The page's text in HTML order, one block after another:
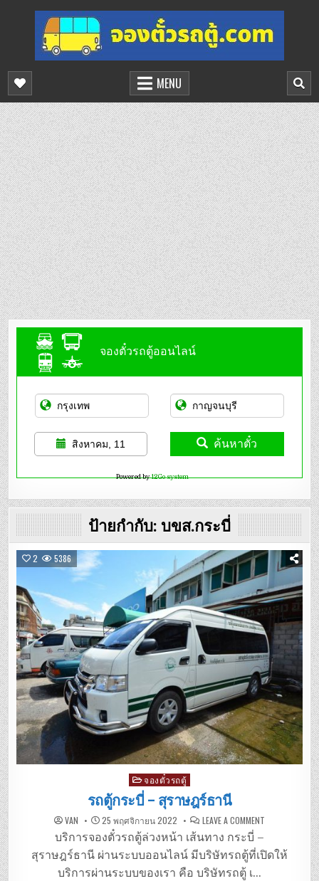
content
จองตั๋วรถตู้ออนไลน์
บริการจองตั๋วรถตู้ออนไลน์
MENU
จองตั๋วรถตู้ออนไลน์
สิงหาคม, 11 ค้นหาตั๋ว
Powered by12Go system
ป้ายกำกับ: บขส.กระบี่
2 5386
Posted
in
จองตั๋วรถตู้
รถตู้กระบี่ – สุราษฎร์ธานี
VAN 25 พฤศจิกายน 2022 LEAVE A COMMENT
–
สุราษฎร์ธานี
บริการจองตั๋วรถตู้ล่วงหน้า เส้นทาง กระบี่ –
สุราษฎร์ธานี ผ่านระบบออนไลน์ มีบริษัทรถตู้ที่เปิดให้
บริการผ่านระบบของเรา คือ บริษัทรถตู้ เ…